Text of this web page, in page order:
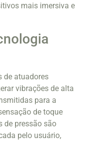
mais imersiva e
de atuadores
vibrações de alta
para a
de toque
de pressão são
pelo usuário,